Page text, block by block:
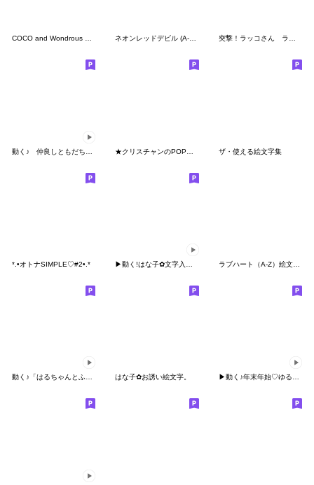
COCO and Wondrous Emoji 6 ネオンレッドデビル (A-Z) 絵文字 ハート 突撃！ラッコさん ラッコさん基本セット
ザ・使える絵文字集
*.•オトナSIMPLE♡#2•.* ラブハート（A-Z）絵文字キュート
動く♪「はるちゃんとふうくん」絵文字１ はな子✿お誘い絵文字。 ▶︎動く♪年末年始♡ゆるボブGIRL